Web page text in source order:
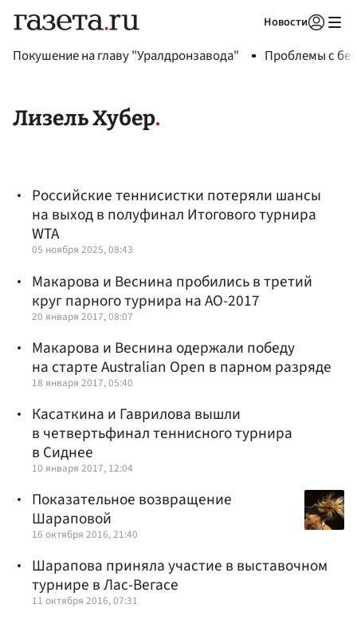
Новости
Покушение на главу "Уралдронзавода" Проблемы с
Лизель Хубер
Российские теннисистки потеряли шансы
на выход в полуфинал Итогового турнира
WTA
05 ноября 2025, 08:43
Макарова и Веснина пробились в третий
круг парного турнира на AO-2017
20 января 2017, 08:07
Макарова и Веснина одержали победу
на старте Australian Open в парном разряде
18 января 2017, 05:40
Касаткина и Гаврилова вышли
в четвертьфинал теннисного турнира
в Сиднее
10 января 2017, 12:04
Показательное возвращение
Шараповой
16 октября 2016, 21:40
Шарапова приняла участие в выставочном
турнире в Лас-Вегасе
11 октября 2016, 07:31